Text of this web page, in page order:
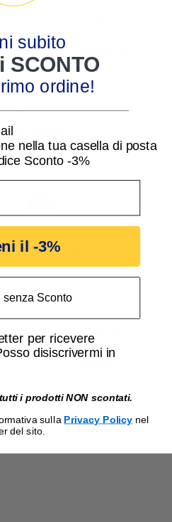
230VAC Lovato
BF115T4A230
406,73 €
stessa
Interblocco meccanico
per contattori BF160 e
subito
SCONTO
ordine!
nella tua casella di posta
Sconto -3%
il -3%
senza Sconto
promozionali
per ricevere
disiscrivermi in
i prodotti NON scontati.
sulla Privacy Policy nel
del sito.